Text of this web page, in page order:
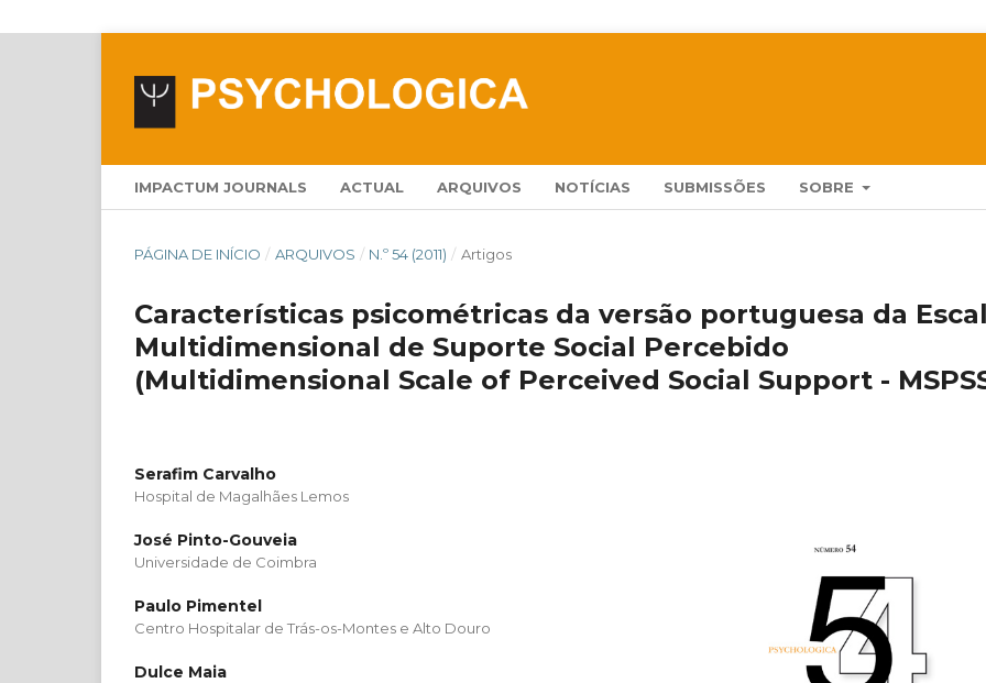
IMPACTUM JOURNALS ACTUAL ARQUIVOS NOTÍCIAS SUBMISSÕES SOBRE
PÁGINA DE INÍCIO / ARQUIVOS / N.º 54 (2011) / Artigos
Características psicométricas da versão portuguesa da
Multidimensional de Suporte Social Percebido
(Multidimensional Scale of Perceived Social Support -
Serafim Carvalho
Hospital de Magalhães Lemos
José Pinto-Gouveia
Universidade de Coimbra
Paulo Pimentel
Centro Hospitalar de Trás-os-Montes e Alto Douro
Dulce Maia